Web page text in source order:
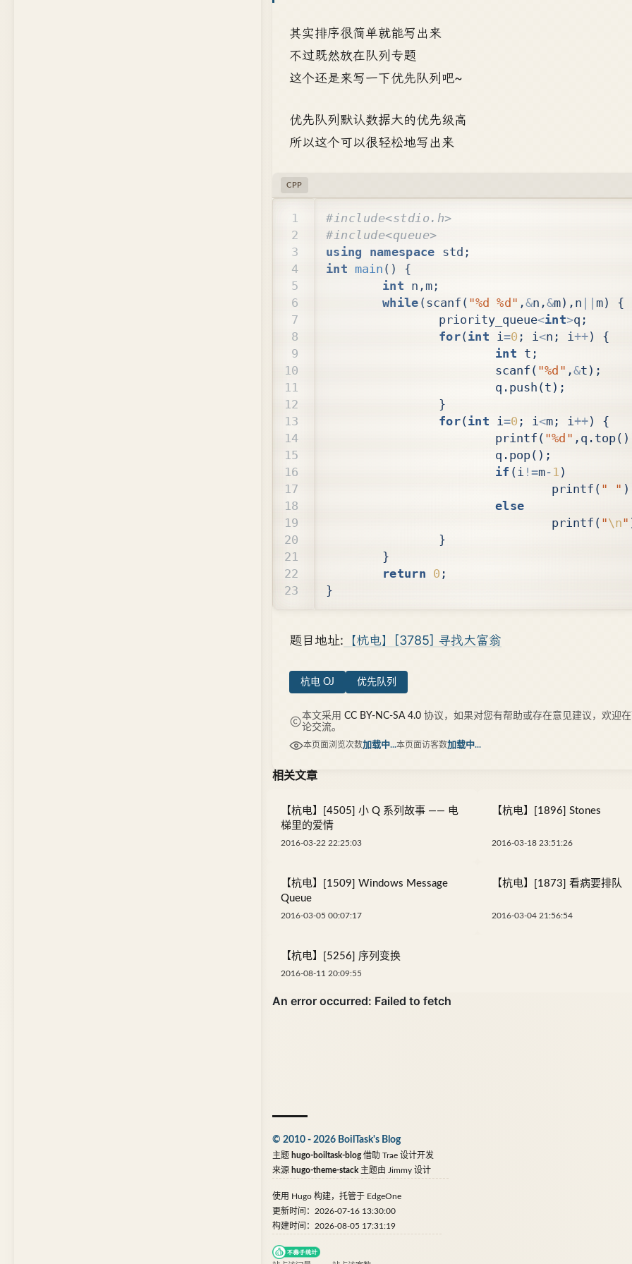
其实排序很简单就能写出来
不过既然放在队列专题
这个还是来写一下优先队列吧~
优先队列默认数据大的优先级高
所以这个可以很轻松地写出来
CPP
using
namespace std ;
int main ()
{
int n , m ;
while (scanf ( "%d %d" ,&n ,&m), n || m)
{
priority_queue<int>q ;
for(int i=0 ; i<n ; i++)
{
int t ;
scanf ( "%d" ,&t );
q . push (t );
}
for(int i=0 ; i<m ; i++)
{
printf ( "%d" , q . top
q . pop();
if ( i !=m- 1 )
printf ( " "
else
printf ( "\n"
}
}
return 0 ;
}
题目地址: 【杭电】[3785] 寻找大富翁
杭电 OJ 优先队列
本文采用CC BY-NC-SA 4.0 协议，如果对您有帮助或存在意见建议，欢迎
论交流。
本页面浏览次数加载中...本页面访客数加载中...
相关文章
【杭电】[4505] 小 Q 系列故事 —— 电
梯里的爱情
2016-03-22 22:25:03
【杭电】[1896] Stones
2016-03-18 23:51:26
【杭电】[1509] Windows Message
Queue
2016-03-05 00:07:17
【杭电】[1873] 看病要排队
2016-03-04 21:56:54
【杭电】[5256] 序列变换
2016-08-11 20:09:55
© 2010 - 2026 BoilTask's Blog
主题 hugo-boiltask-blog借助 Trae 设计开发
来源 hugo-theme-stack 主题由 Jimmy 设计
使用 Hugo 构建，托管于 EdgeOne
更新时间：2026-07-16 13:30:00
构建时间：2026-08-05 17:31:19